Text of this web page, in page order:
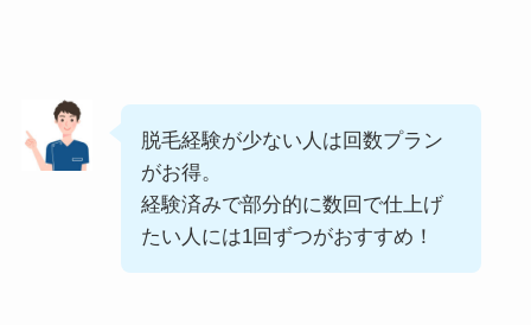
脱毛経験が少ない人は回数プラン
がお得。
経験済みで部分的に数回で仕上げ
たい人には1回ずつがおすすめ！